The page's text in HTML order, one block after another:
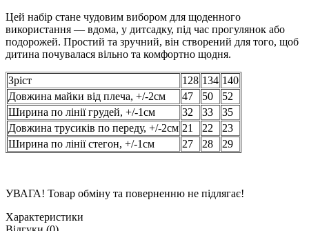
Цей набір стане чудовим вибором для щоденного
використання — вдома, у дитсадку, під час прогулянок або
подорожей. Простий та зручний, він створений для того, щоб
дитина почувалася вільно та комфортно щодня.
Зріст 128 134 140
Довжина майки від плеча, +/-2см
47 50
52
Ширина по лінії грудей, +/-1см
32 33
35
Довжина трусиків по переду, +/-2см 21 22
23
Ширина по лінії стегон, +/-1см
27 28 29
УВАГА! Товар обміну та поверненню не підлягає!
Характеристики